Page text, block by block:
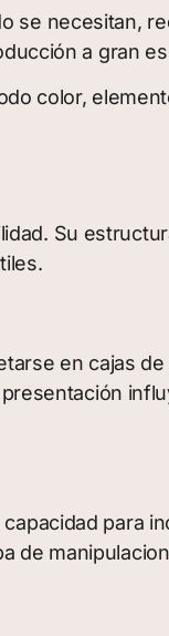
se necesitan,
a gran
color,
Su
en cajas
para
de